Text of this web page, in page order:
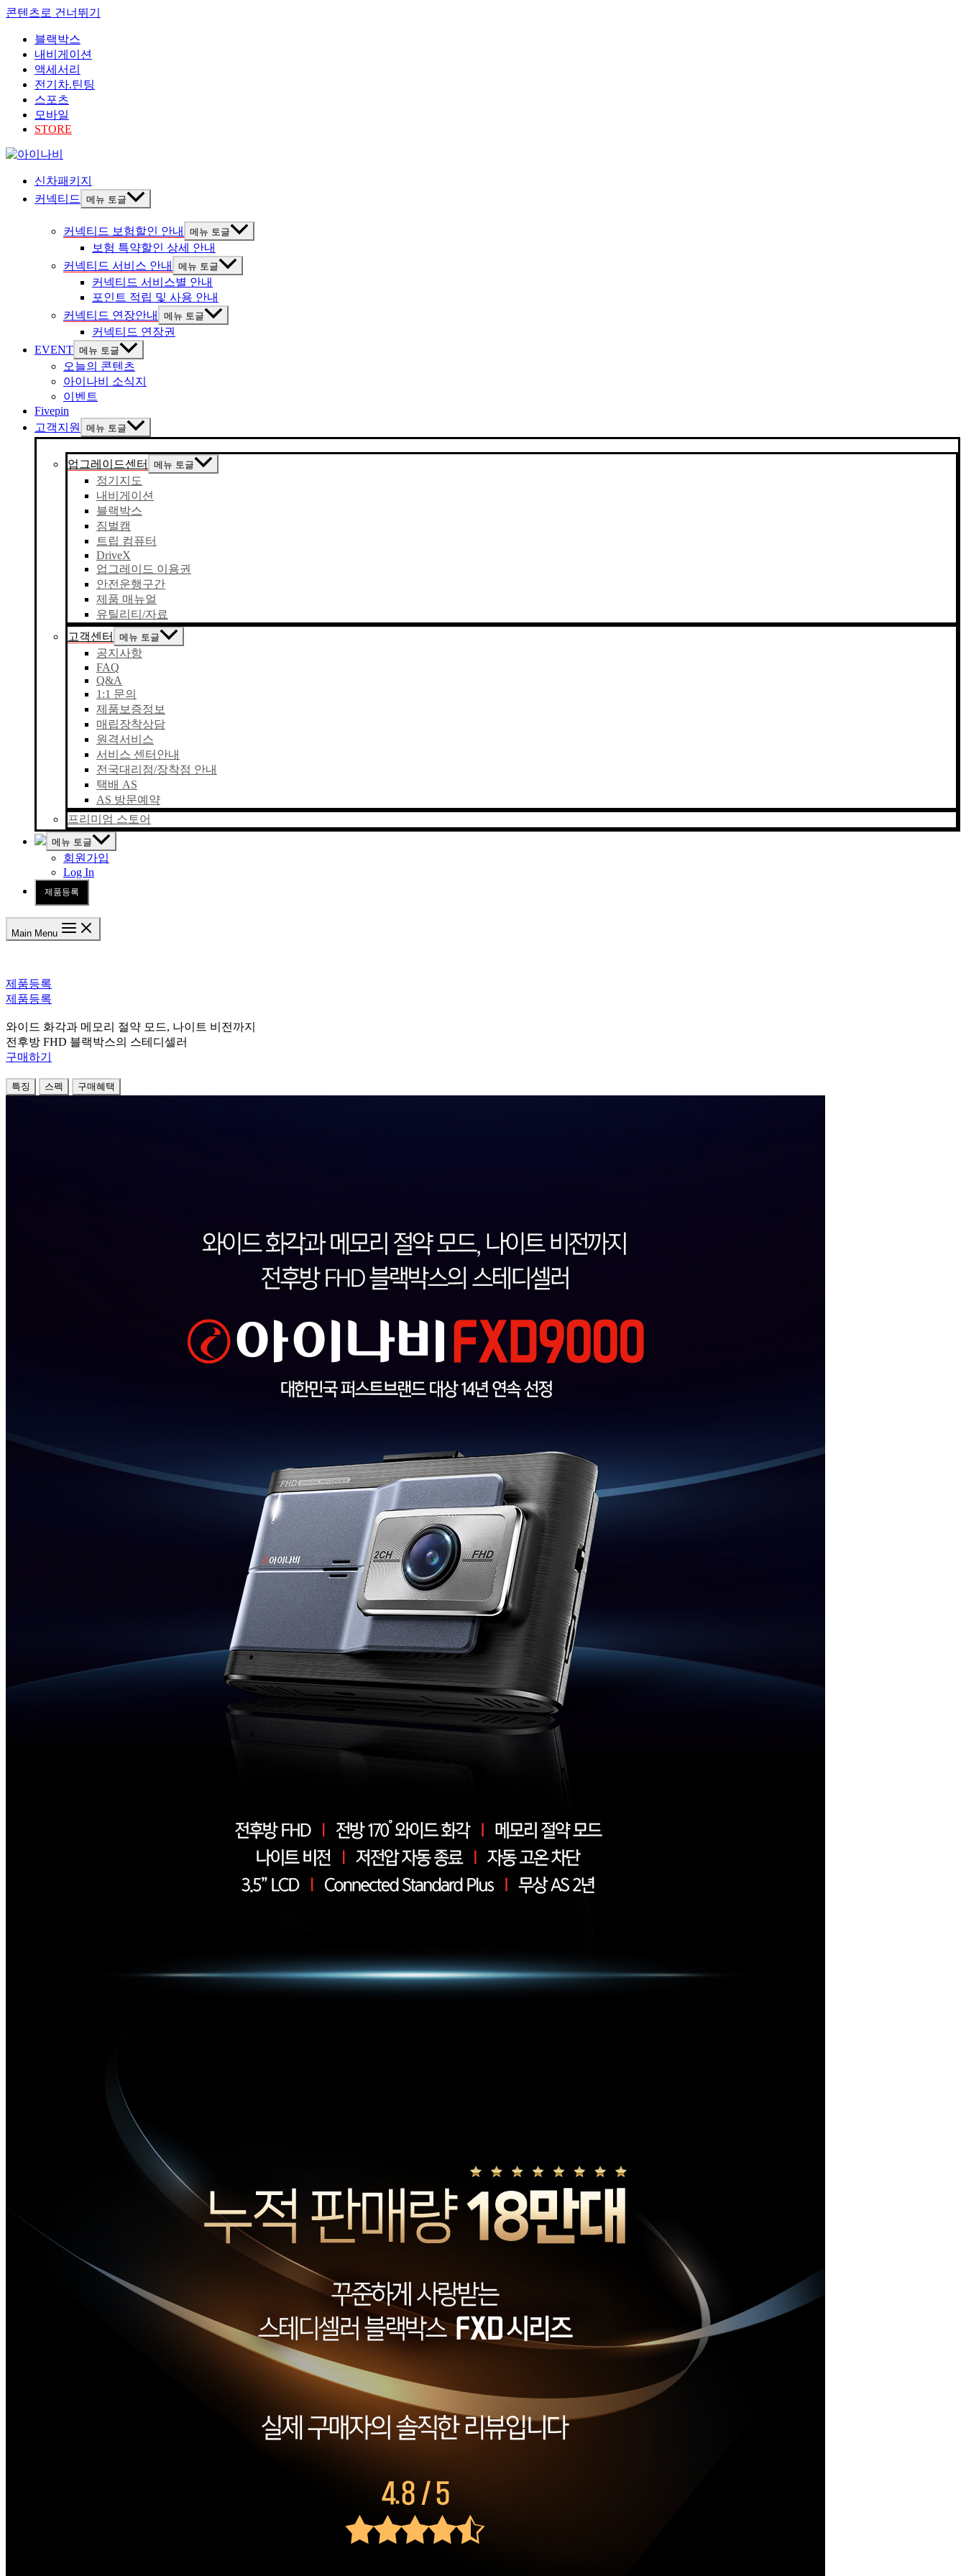
콘텐츠로 건너뛰기
블랙박스
내비게이션
액세서리
전기차.틴팅
스포츠
모바일
STORE
신차패키지
커넥티드
메뉴 토글
커넥티드 보험할인 안내 메뉴 토글
보험 특약할인 상세 안내
커넥티드 서비스 안내
메뉴 토글
커넥티드 서비스별 안내
포인트 적립 및 사용 안내
커넥티드 연장안내
메뉴 토글
커넥티드 연장권
EVENT 메뉴 토글
오늘의 콘텐츠
아이나비 소식지
이벤트
Fivepin
고객지원
메뉴 토글
업그레이드센터 메뉴 토글
정기지도
내비게이션
블랙박스
짐벌캠
트립 컴퓨터
DriveX
업그레이드 이용권
안전운행구간
제품 매뉴얼
유틸리티/자료
고객센터
메뉴 토글
공지사항
FAQ
Q&A
1:1 문의
제품보증정보
매립장착상담
원격서비스
서비스 센터안내
전국대리점/장착점 안내
택배 AS
AS 방문예약
프리미엄 스토어
메뉴 토글
회원가입
Log In
제품등록
Main Menu
제품등록
제품등록
와이드 화각과 메모리 절약 모드, 나이트 비전까지
전후방 FHD 블랙박스의 스테디셀러
구매하기
특징 스펙 구매혜택